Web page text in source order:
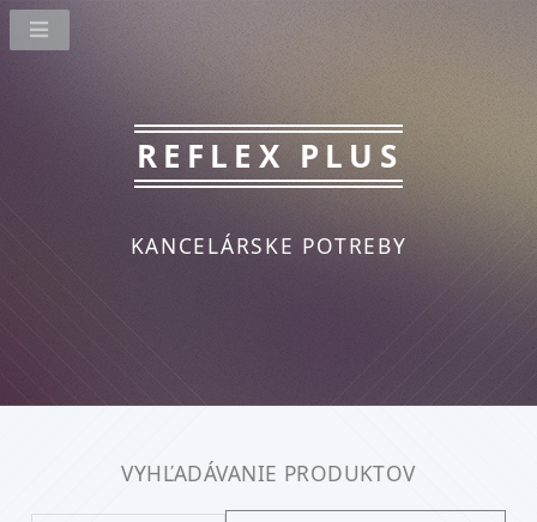
REFLEX PLUS
KANCELÁRSKE POTREBY
VYHĽADÁVANIE PRODUKTOV